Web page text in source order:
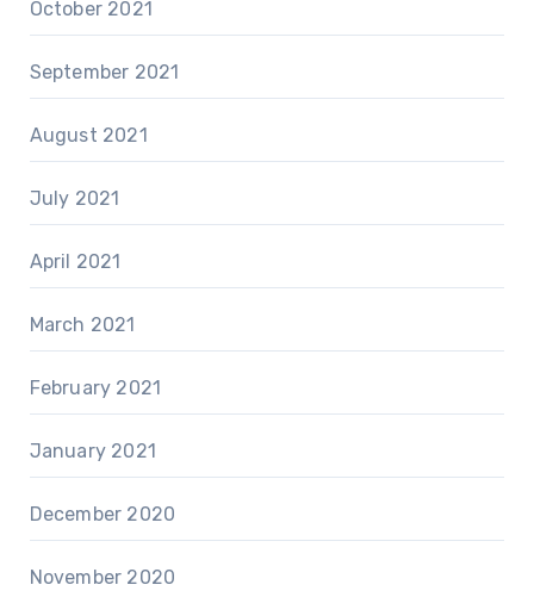
October 2021
September 2021
August 2021
July 2021
April 2021
March 2021
February 2021
January 2021
December 2020
November 2020